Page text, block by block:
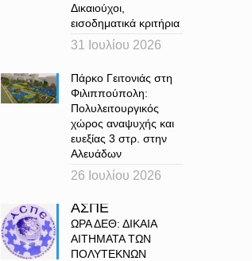
Δικαιούχοι,
εισοδηματικά κριτήρια
31 Ιουλίου 2026
Πάρκο Γειτονιάς στη
Φιλιππούπολη:
Πολυλειτουργικός
χώρος αναψυχής και
ευεξίας 3 στρ. στην
Αλευάδων
26 Ιουλίου 2026
ΑΣΠΕ
ΩΡΑ ΔΕΘ: ΔΙΚΑΙΑ
ΑΙΤΗΜΑΤΑ ΤΩΝ
ΠΟΛΥΤΕΚΝΩΝ